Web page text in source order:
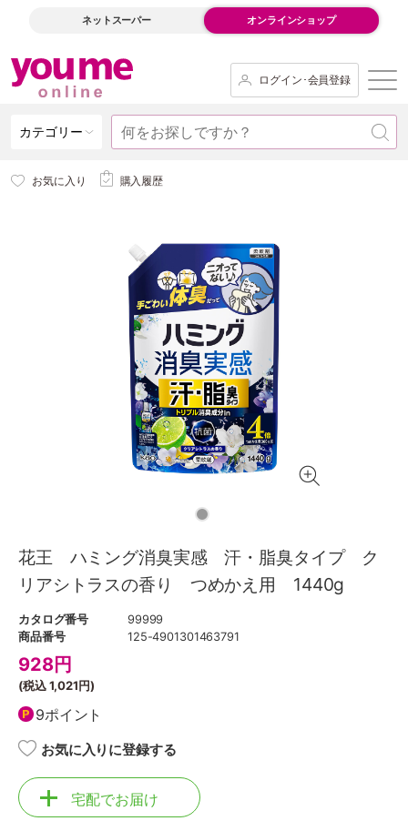
ネットスーパー オンラインショップ
ログイン･会員登録
カテゴリー
お気に入り 購入履歴
花王 ハミング消臭実感 汗・脂臭タイプ ク
リアシトラスの香り つめかえ用 1440g
カタログ番号
99999
商品番号
125-4901301463791
928円
(税込1,021円)
9ポイント
お気に入りに登録する
宅配でお届け